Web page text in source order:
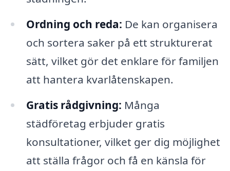
Ordning och reda: De kan organisera
och sortera saker på ett strukturerat
sätt, vilket gör det enklare för familjen
att hantera kvarlåtenskapen.
Gratis rådgivning: Många
städföretag erbjuder gratis
konsultationer, vilket ger dig möjlighet
att ställa frågor och få en känsla för